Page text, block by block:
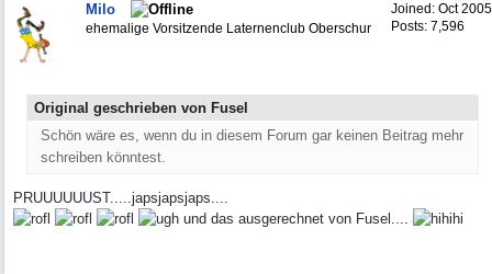
Joined: Oct 2005
Posts: 7,596
Milo
ehemalige Vorsitzende Laternenclub Oberschur
Original geschrieben von Fusel
Schön wäre es, wenn du in diesem Forum gar keinen Beitrag mehr
schreiben könntest.
PRUUUUUUST.....japsjapsjaps....
und das ausgerechnet von Fusel....